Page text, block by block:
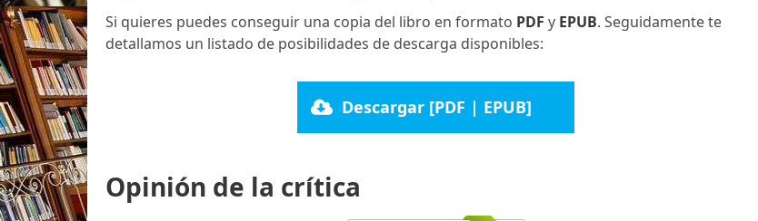
Si quieres puedes conseguir una copia del libro en formato PDF y EPUB. Seguidamente te
detallamos un listado de posibilidades de descarga disponibles:
Descargar [PDF | EPUB]
Opinión de la crítica